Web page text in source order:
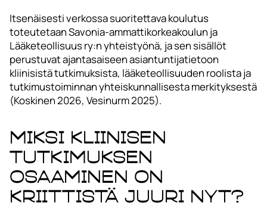
Itsenäisesti verkossa suoritettava koulutus
toteutetaan Savonia-ammattikorkeakoulun ja
Lääketeollisuus ry:n yhteistyönä, ja sen sisällöt
perustuvat ajantasaiseen asiantuntijatietoon
kliinisistä tutkimuksista, lääketeollisuuden roolista ja
tutkimustoiminnan yhteiskunnallisesta merkityksestä
(Koskinen 2026, Vesinurm 2025).
Miksi kliinisen
tutkimuksen
osaaminen on
kriittistä juuri nyt?